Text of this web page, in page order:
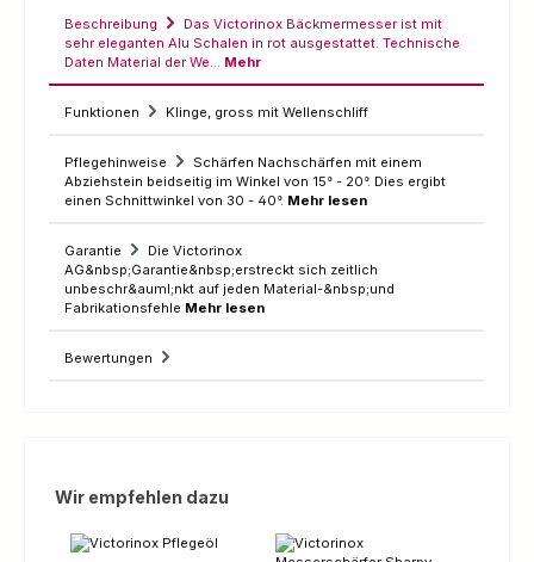
Beschreibung
Das Victorinox Bäckmermesser ist mit
sehr eleganten Alu Schalen in rot ausgestattet. Technische
Daten Material der We… Mehr
Funktionen Klinge, gross mit Wellenschliff
Pflegehinweise
Schärfen Nachschärfen mit einem
Abziehstein beidseitig im Winkel von 15° - 20°. Dies ergibt
einen Schnittwinkel von 30 - 40°. Mehr lesen
Garantie
Die Victorinox
AG&nbsp;Garantie&nbsp;erstreckt sich zeitlich
unbeschr&auml;nkt auf jeden Material-&nbsp;und
Fabrikationsfehle Mehr lesen
Bewertungen
Produktgalerie überspringen
Wir empfehlen dazu